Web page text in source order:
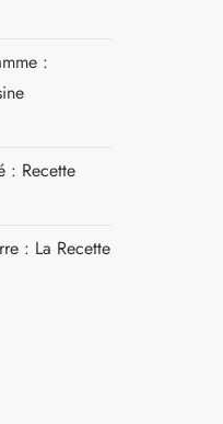
:
: Recette
: La Recette